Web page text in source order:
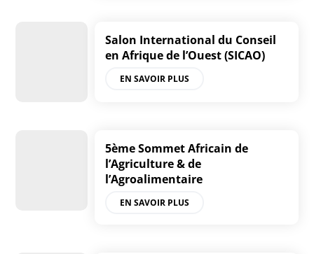
Salon International du Conseil
en Afrique de l’Ouest (SICAO)
EN SAVOIR PLUS
5ème Sommet Africain de
l’Agriculture & de
l’Agroalimentaire
EN SAVOIR PLUS